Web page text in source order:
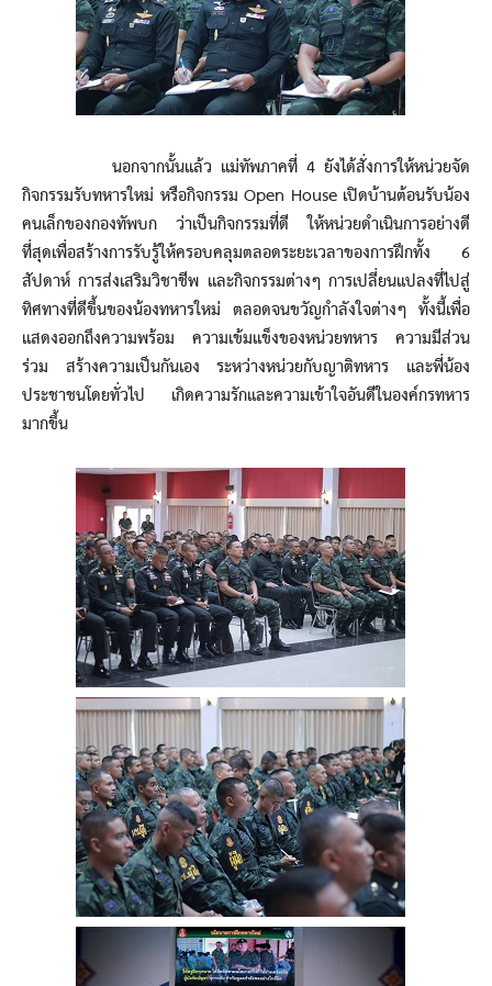
นอกจากนั้นแล้ว แม่ทัพภาคที่ 4 ยังได้สั่งการให้หน่วยจัด
กิจกรรมรับทหารใหม่ หรือกิจกรรม Open House เปิดบ้านต้อนรับน้อง
คนเล็กของกองทัพบก ว่าเป็นกิจกรรมที่ดี ให้หน่วยดำเนินการอย่างดี
ที่สุดเพื่อสร้างการรับรู้ให้ครอบคลุมตลอดระยะเวลาของการฝึกทั้ง 6
สัปดาห์ การส่งเสริมวิชาชีพ และกิจกรรมต่างๆ การเปลี่ยนแปลงที่ไปสู่
ทิศทางที่ดีขึ้นของน้องทหารใหม่ ตลอดจนขวัญกำลังใจต่างๆ ทั้งนี้เพื่อ
แสดงออกถึงความพร้อม ความเข้มแข็งของหน่วยทหาร ความมีส่วน
ร่วม สร้างความเป็นกันเอง ระหว่างหน่วยกับญาติทหาร และพี่น้อง
ประชาชนโดยทั่วไป เกิดความรักและความเข้าใจอันดีในองค์กรทหาร
มากขึ้น